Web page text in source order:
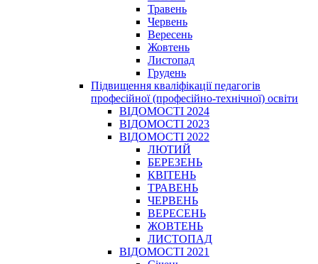
Травень
Червень
Вересень
Жовтень
Листопад
Грудень
Підвищення кваліфікації педагогів
професійної (професійно-технічної) освіти
ВІДОМОСТІ 2024
ВІДОМОСТІ 2023
ВІДОМОСТІ 2022
ЛЮТИЙ
БЕРЕЗЕНЬ
КВІТЕНЬ
ТРАВЕНЬ
ЧЕРВЕНЬ
ВЕРЕСЕНЬ
ЖОВТЕНЬ
ЛИСТОПАД
ВІДОМОСТІ 2021